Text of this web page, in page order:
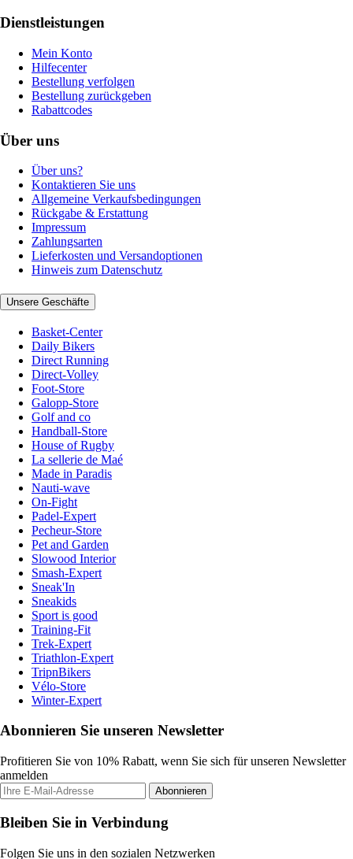
Dienstleistungen
Mein Konto
Hilfecenter
Bestellung verfolgen
Bestellung zurückgeben
Rabattcodes
Über uns
Über uns?
Kontaktieren Sie uns
Allgemeine Verkaufsbedingungen
Rückgabe & Erstattung
Impressum
Zahlungsarten
Lieferkosten und Versandoptionen
Hinweis zum Datenschutz
Unsere Geschäfte
Basket-Center
Daily Bikers
Direct Running
Direct-Volley
Foot-Store
Galopp-Store
Golf and co
Handball-Store
House of Rugby
La sellerie de Maé
Made in Paradis
Nauti-wave
On-Fight
Padel-Expert
Pecheur-Store
Pet and Garden
Slowood Interior
Smash-Expert
Sneak'In
Sneakids
Sport is good
Training-Fit
Trek-Expert
Triathlon-Expert
TripnBikers
Vélo-Store
Winter-Expert
Abonnieren Sie unseren Newsletter
Profitieren Sie von 10% Rabatt, wenn Sie sich für unseren Newsletter
anmelden
Abonnieren
Bleiben Sie in Verbindung
Folgen Sie uns in den sozialen Netzwerken